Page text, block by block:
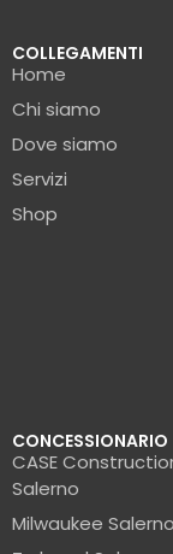
COLLEGAMENTI
Home
Chi siamo
Dove siamo
Servizi
Shop
CONCESSIONARIO
CASE
Salerno
Milwaukee Salerno